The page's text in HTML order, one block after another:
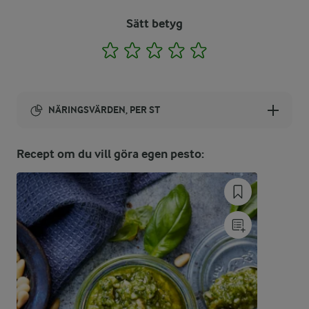
Sätt betyg
1 2 3 4
NÄRINGSVÄRDEN, PER ST
1596 kcal
ENERGIDISTRIBUTION %
NÄRINGSVÄRDEN PER ST
Fiber:
-8,9 g
Protein:
19,5 %
76,7 g
Recept om du vill göra egen pesto: